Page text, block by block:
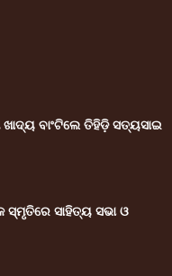
ବାଂଟିଲେ ତିହିଡି଼ ସତ୍ୟସାଇ
ସ୍ମୃତିରେ ସାହିତ୍ୟ ସଭା ଓ